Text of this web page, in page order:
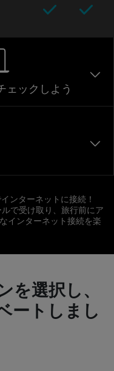
ェックしよう
ンターネットに接続！
で受け取り、旅行前にア
インターネット接続を楽
選択し、
ートしまし